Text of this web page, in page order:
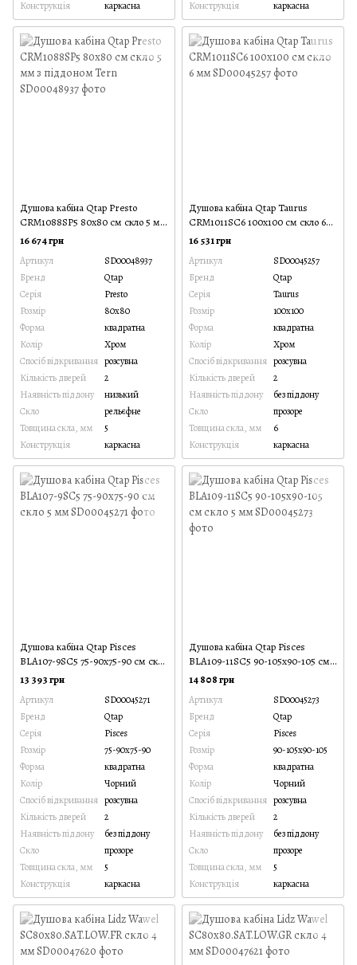
Конструкція
каркасна
Конструкція
каркасна
Душова кабіна Qtap Presto
CRM1088SP5 80х80 см скло 5 мм
з піддоном Tern
16 674 грн
Артикул
SD00048937
Бренд
Qtap
Серія
Presto
Розмір
80x80
Форма
квадратна
Колір
Хром
Спосіб відкривання розсувна
Кількість дверей
2
Наявність піддону
низький
Скло
рельєфне
Товщина скла, мм
5
Конструкція
каркасна
Душова кабіна Qtap Taurus
CRM1011SC6 100x100 см скло 6
мм
16 531 грн
Артикул
SD00045257
Бренд
Qtap
Серія
Taurus
Розмір
100x100
Форма
квадратна
Колір
Хром
Спосіб відкривання розсувна
Кількість дверей
2
Наявність піддону
без піддону
Скло
прозоре
Товщина скла, мм
6
Конструкція
каркасна
Душова кабіна Qtap Pisces
BLA107-9SC5 75-90x75-90 см скло
5 мм
13 393 грн
Артикул
SD00045271
Бренд
Qtap
Серія
Pisces
Розмір
75-90x75-90
Форма
квадратна
Колір
Чорний
Спосіб відкривання розсувна
Кількість дверей
2
Наявність піддону
без піддону
Скло
прозоре
Товщина скла, мм
5
Конструкція
каркасна
Душова кабіна Qtap Pisces
BLA109-11SC5 90-105x90-105 см
скло 5 мм
14 808 грн
Артикул
SD00045273
Бренд
Qtap
Серія
Pisces
Розмір
90-105x90-105
Форма
квадратна
Колір
Чорний
Спосіб відкривання розсувна
Кількість дверей
2
Наявність піддону
без піддону
Скло
прозоре
Товщина скла, мм
5
Конструкція
каркасна